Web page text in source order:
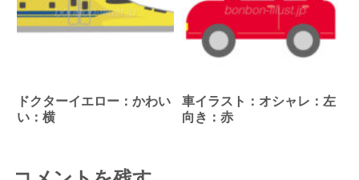
ドクターイエロー：かわい
い：横
車イラスト：オシャレ：左
向き：赤